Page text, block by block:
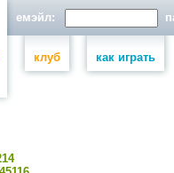
емэйл:
клуб как играть